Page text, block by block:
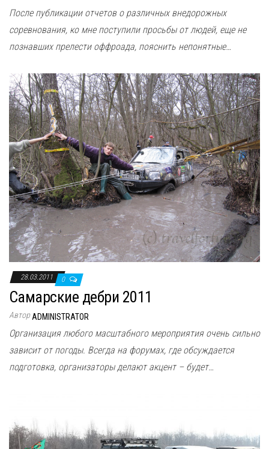
После публикации отчетов о различных внедорожных
соревнования, ко мне поступили просьбы от людей, еще не
познавших прелести оффроада, пояснить непонятные…
28.03.2011 0
Самарские дебри 2011
АвторADMINISTRATOR
Организация любого масштабного мероприятия очень сильно
зависит от погоды. Всегда на форумах, где обсуждается
подготовка, организаторы делают акцент – будет…